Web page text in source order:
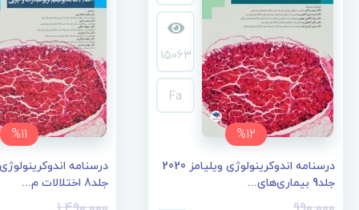
%12
15063
Fa
درسنامه اندوکرینولوژی ویلیامز 2020
جلد9 بیماری‌های...
%11
جلد8 اختلالات م...